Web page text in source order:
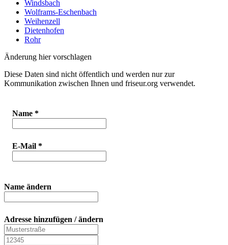
Windsbach
Wolframs-Eschenbach
Weihenzell
Dietenhofen
Rohr
Änderung hier vorschlagen
Diese Daten sind nicht öffentlich und werden nur zur
Kommunikation zwischen Ihnen und friseur.org verwendet.
Name *
E-Mail *
Name ändern
Adresse hinzufügen / ändern